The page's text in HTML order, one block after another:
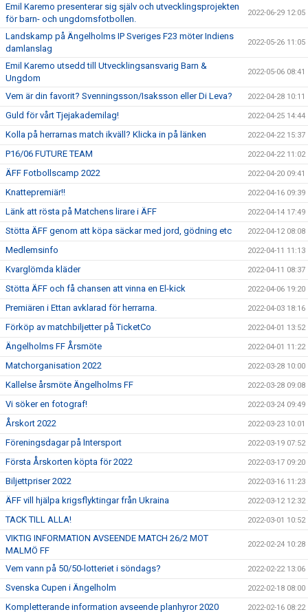
Emil Karemo presenterar sig själv och utvecklingsprojekten
för barn- och ungdomsfotbollen.
2022-06-29 12:05
Landskamp på Ängelholms IP Sveriges F23 möter Indiens
damlanslag
2022-05-26 11:05
Emil Karemo utsedd till Utvecklingsansvarig Barn &
Ungdom
2022-05-06 08:41
Vem är din favorit? Svenningsson/Isaksson eller Di Leva? 2022-04-28 10:11
Guld för vårt Tjejakademilag! 2022-04-25 14:44
Kolla på herrarnas match ikväll? Klicka in på länken 2022-04-22 15:37
P16/06 FUTURE TEAM 2022-04-22 11:02
ÄFF Fotbollscamp 2022 2022-04-20 09:41
Knattepremiär!! 2022-04-16 09:39
Länk att rösta på Matchens lirare i ÄFF 2022-04-14 17:49
Stötta ÄFF genom att köpa säckar med jord, gödning etc 2022-04-12 08:08
Medlemsinfo 2022-04-11 11:13
Kvarglömda kläder 2022-04-11 08:37
Stötta ÄFF och få chansen att vinna en El-kick 2022-04-06 19:20
Premiären i Ettan avklarad för herrarna. 2022-04-03 18:16
Förköp av matchbiljetter på TicketCo 2022-04-01 13:52
Ängelholms FF Årsmöte 2022-04-01 11:22
Matchorganisation 2022 2022-03-28 10:00
Kallelse årsmöte Ängelholms FF 2022-03-28 09:08
Vi söker en fotograf! 2022-03-24 09:49
Årskort 2022 2022-03-23 10:01
Föreningsdagar på Intersport 2022-03-19 07:52
Första Årskorten köpta för 2022 2022-03-17 09:20
Biljettpriser 2022 2022-03-16 11:23
ÄFF vill hjälpa krigsflyktingar från Ukraina 2022-03-12 12:32
TACK TILL ALLA! 2022-03-01 10:52
VIKTIG INFORMATION AVSEENDE MATCH 26/2 MOT
MALMÖ FF
2022-02-24 10:28
Vem vann på 50/50-lotteriet i söndags? 2022-02-22 13:06
Svenska Cupen i Ängelholm 2022-02-18 08:00
Kompletterande information avseende planhyror 2020 2022-02-16 08:22